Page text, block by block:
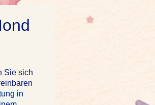
Sie sich
in